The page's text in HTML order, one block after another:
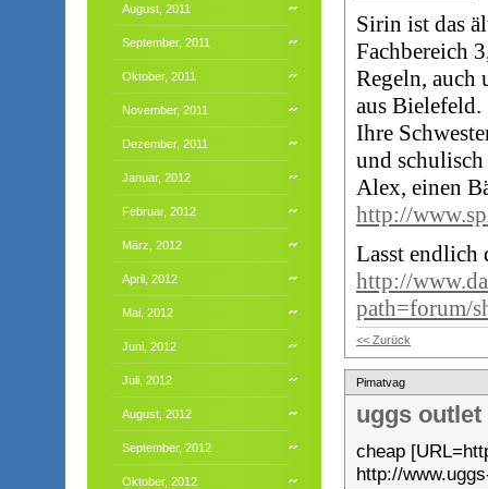
August, 2011
September, 2011
Oktober, 2011
November, 2011
Dezember, 2011
Januar, 2012
Februar, 2012
März, 2012
April, 2012
Mai, 2012
Juni, 2012
Juli, 2012
August, 2012
September, 2012
Oktober, 2012
Sirin ist das
Fachbereich
Regeln, auch
aus Bielefeld.
Ihre
und
Alex, einen
http://
Lasst
http://
path=forum/
<< Zurück
Pimatvag
uggs outlet
cheap
http://